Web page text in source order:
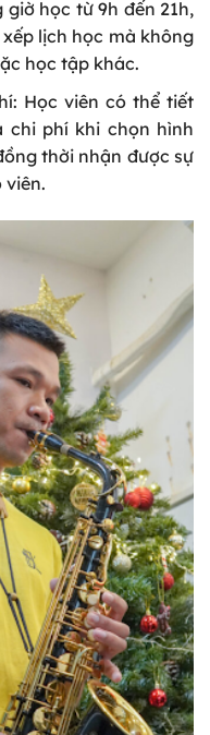
học từ 9h đến 21h,
lịch học mà không
học tập khác.
Học viên có thể tiết
chi phí khi chọn hình
thời nhận được sự
viên.